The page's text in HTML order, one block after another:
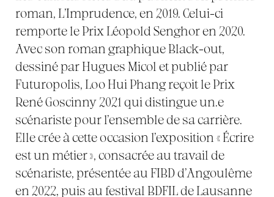
roman, L’Imprudence, en 2019. Celui-ci
remporte le Prix Léopold Senghor en 2020.
Avec son roman graphique Black-out,
dessiné par Hugues Micol et publié par
Futuropolis, Loo Hui Phang reçoit le Prix
René Goscinny 2021 qui distingue un.e
scénariste pour l’ensemble de sa carrière.
Elle crée à cette occasion l’exposition « Écrire
est un métier », consacrée au travail de
scénariste, présentée au FIBD d’Angoulême
en 2022, puis au festival BDFIL de Lausanne